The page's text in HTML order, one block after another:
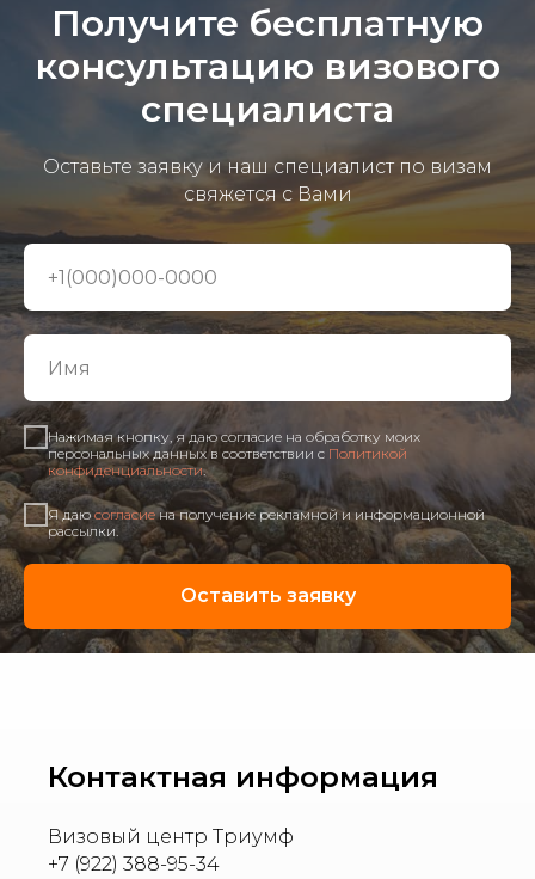
Получите бесплатную
консультацию визового
специалиста
Оставьте заявку и наш специалист по визам
свяжется с Вами
Нажимая кнопку, я даю согласие на обработку моих
персональных данных в соответствии с Политикой
конфиденциальности.
Я даюсогласиена получение рекламной и информационной
рассылки.
Оставить заявку
Контактная информация
Визовый центр Триумф
+7 (922) 388-95-34